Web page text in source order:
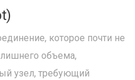
которое почти не
объема,
узел, требующий